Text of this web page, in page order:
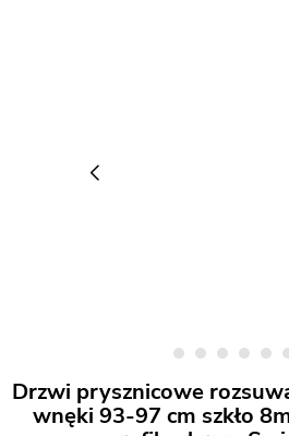
Drzwi prysznicowe
wnęki 93-97 cm szkło